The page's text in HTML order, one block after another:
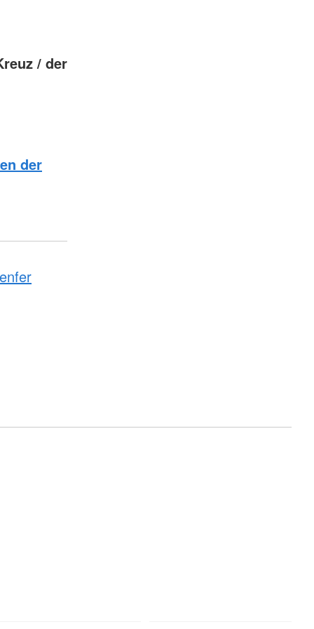
/ der
der